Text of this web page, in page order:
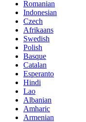
Romanian
Indonesian
Czech
Afrikaans
Swedish
Polish
Basque
Catalan
Esperanto
Hindi
Lao
Albanian
Amharic
Armenian